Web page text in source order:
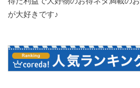
が大好きです♪